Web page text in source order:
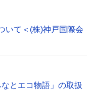
いて＜(株)神戸国際会
とエコ物語」の取扱